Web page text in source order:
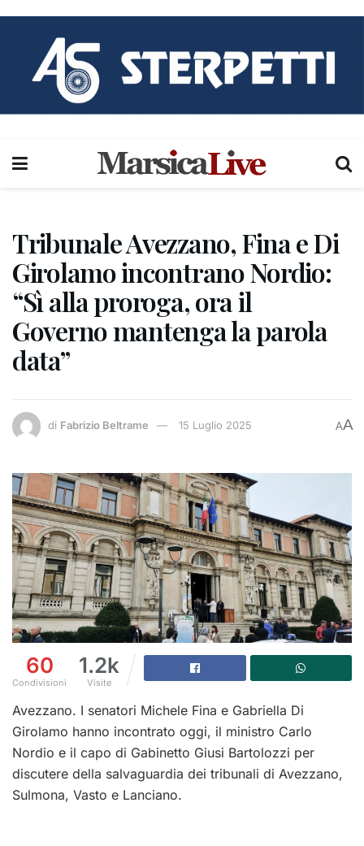
Tribunale Avezzano, Fina e Di
Girolamo incontrano Nordio:
“Sì alla proroga, ora il
Governo mantenga la parola
data”
di Fabrizio Beltrame 15 Luglio 2025 AA
60
Condivisioni
1.2k
Visite
Avezzano. I senatori Michele Fina e Gabriella Di
Girolamo hanno incontrato oggi, il ministro Carlo
Nordio e il capo di Gabinetto Giusi Bartolozzi per
discutere della salvaguardia dei tribunali di Avezzano,
Sulmona, Vasto e Lanciano.